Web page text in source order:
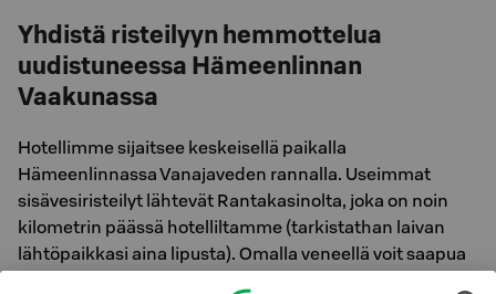
Yhdistä risteilyyn hemmottelua
uudistuneessa Hämeenlinnan
Vaakunassa
Hotellimme sijaitsee keskeisellä paikalla
Hämeenlinnassa Vanajaveden rannalla. Useimmat
sisävesiristeilyt lähtevät Rantakasinolta, joka on noin
kilometrin päässä hotelliltamme (tarkistathan laivan
lähtöpaikkasi aina lipusta). Omalla veneellä voit saapua